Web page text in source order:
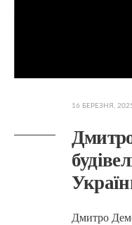
16 БЕРЕЗНЯ,
Дмитро